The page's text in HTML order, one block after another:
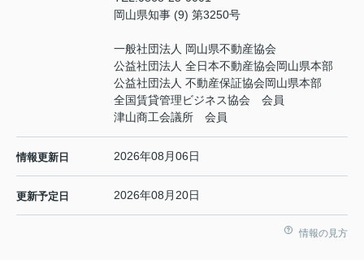
岡山県知事 (9) 第3250号
一般社団法人 岡山県不動産協会
公益社団法人 全日本不動産協会岡山県本部
公益社団法人 不動産保証協会岡山県本部
全国賃貸管理ビジネス協会 会員
津山商工会議所 会員
情報更新日 2026年08月06日
更新予定日 2026年08月20日
情報の見方